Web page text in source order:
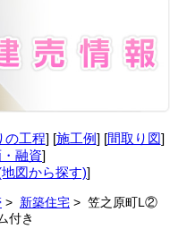
の工程] [施工例] [間取り図]
融資]
図から探す)]
> 新築住宅 > 笠之原町L②
付き